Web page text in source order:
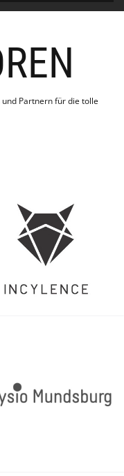
Partnern für die tolle